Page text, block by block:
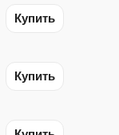
Купить
Купить